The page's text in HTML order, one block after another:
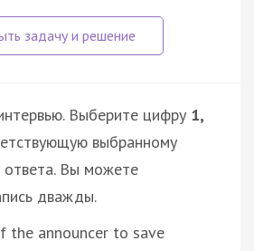
Выберите цифру 1,
выбранному
ответа. Вы можете
дважды.
the announcer to save